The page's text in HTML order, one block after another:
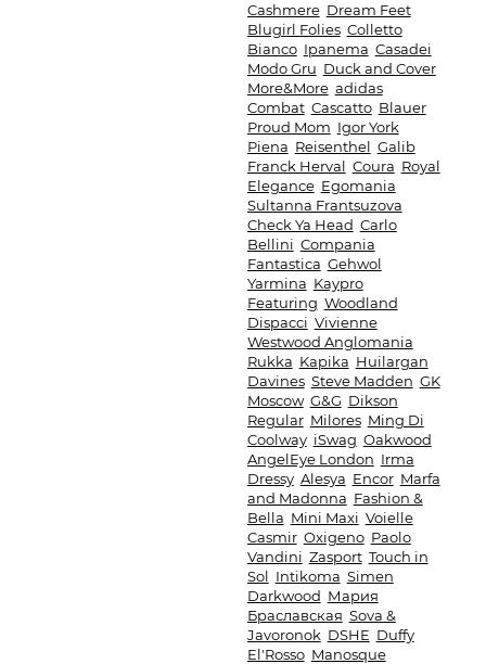
Cashmere Dream Feet
Blugirl Folies Colletto
Bianco Ipanema Casadei
Modo Gru Duck and Cover
More&More adidas
Combat Cascatto Blauer
Proud Mom Igor York
Piena Reisenthel Galib
Franck Herval Coura Royal
Elegance Egomania
Sultanna Frantsuzova
Check Ya Head Carlo
Bellini Compania
Fantastica Gehwol
Yarmina Kaypro
Featuring Woodland
Dispacci Vivienne
Westwood Anglomania
Rukka Kapika Huilargan
Davines Steve Madden GK
Moscow G&G Dikson
Regular Milores Ming Di
Coolway iSwag Oakwood
AngelEye London Irma
Dressy Alesya Encor Marfa
and Madonna Fashion &
Bella Mini Maxi Voielle
Casmir Oxigeno Paolo
Vandini Zasport Touch in
Sol Intikoma Simen
Darkwood Мария
Браславская Sova &
Javoronok DSHE Duffy
El'Rosso Manosque